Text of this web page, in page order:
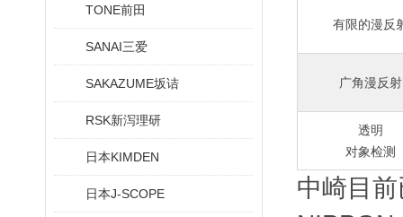
TONE前田
SANAI三爱
SAKAZUME坂诘
RSK新泻理研
日本KIMDEN
日本J-SCOPE
有限的漫反
广角漫反射
透明
对象检测
中崎目